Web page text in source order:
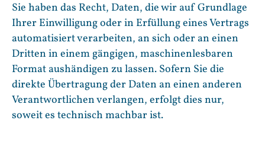
Sie haben das Recht, Daten, die wir auf Grundlage
Ihrer Einwilligung oder in Erfüllung eines Vertrags
automatisiert verarbeiten, an sich oder an einen
Dritten in einem gängigen, maschinenlesbaren
Format aushändigen zu lassen. Sofern Sie die
direkte Übertragung der Daten an einen anderen
Verantwortlichen verlangen, erfolgt dies nur,
soweit es technisch machbar ist.